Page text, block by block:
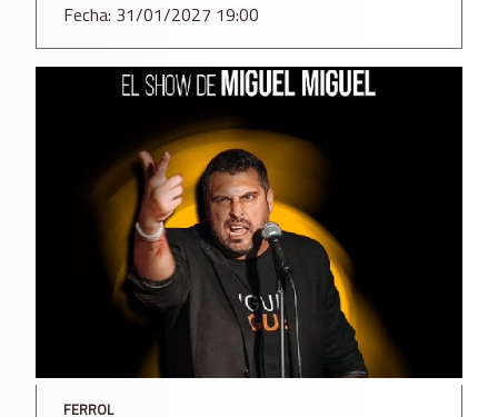
Fecha: 31/01/2027 19:00
FERROL